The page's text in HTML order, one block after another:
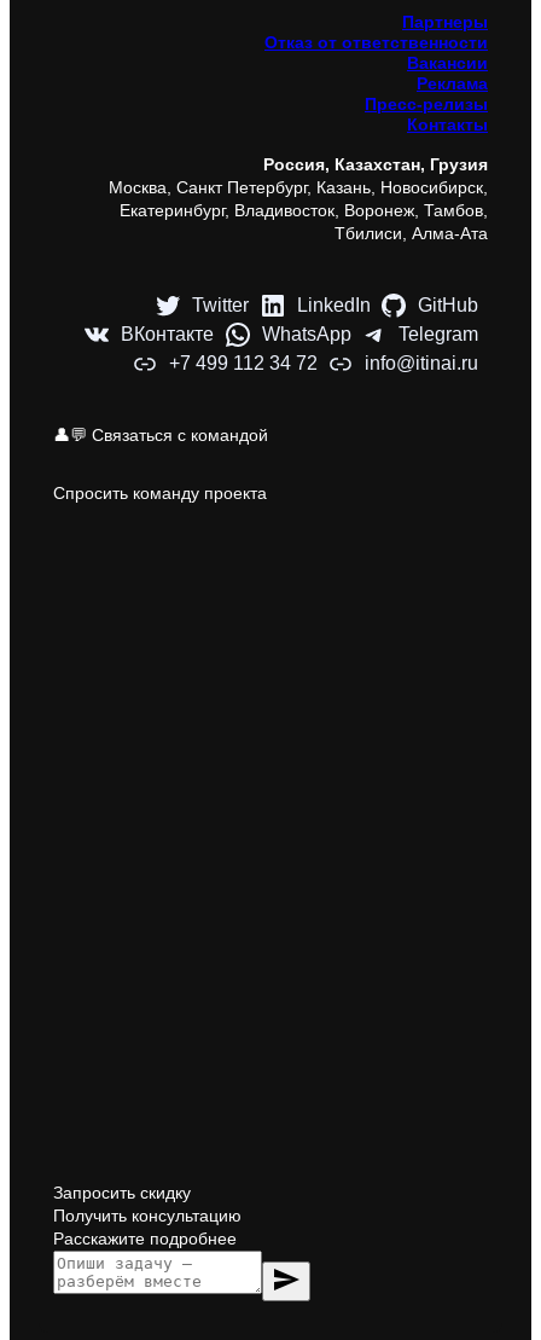
Партнеры
Отказ от ответственности
Вакансии
Реклама
Пресс-релизы
Контакты
Россия, Казахстан, Грузия
Москва, Санкт Петербург, Казань, Новосибирск,
Екатеринбург, Владивосток, Воронеж, Тамбов,
Тбилиси, Алма-Ата
Twitter LinkedIn
GitHub
ВКонтакте
WhatsApp
Telegram
+7 499 112 34 72
info@itinai.ru
👤💬 Связаться с командой
Спросить команду проекта
Запросить скидку
Получить консультацию
Расскажите подробнее
send